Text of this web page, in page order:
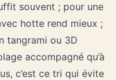
souvent ; pour une
hotte rend mieux ;
tangrami ou 3D
accompagné qu’à
c’est ce tri qui évite